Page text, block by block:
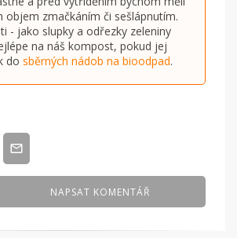
objem zmačkáním či sešlápnutím.
- jako slupky a odřezky zeleniny
na náš kompost, pokud jej
do sběrných nádob na bioodpad.
NAPSAT KOMENTÁŘ